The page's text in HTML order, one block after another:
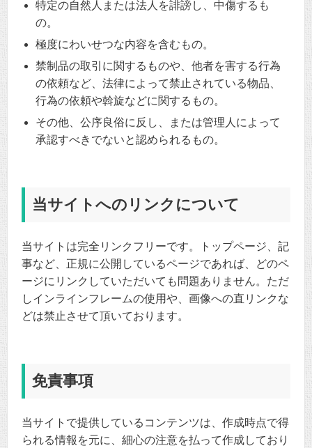
特定の自然人または法人を誹謗し、中傷するも
の。
極度にわいせつな内容を含むもの。
禁制品の取引に関するものや、他者を害する行為
の依頼など、法律によって禁止されている物品、
行為の依頼や斡旋などに関するもの。
その他、公序良俗に反し、または管理人によって
承認すべきでないと認められるもの。
当サイトへのリンクについて
当サイトは完全リンクフリーです。トップページ、記
事など、正規に公開しているページであれば、どのペ
ージにリンクしていただいても問題ありません。ただ
しインラインフレームの使用や、画像への直リンクな
どは禁止させて頂いております。
免責事項
当サイトで提供しているコンテンツは、作成時点で得
られる情報を元に、細心の注意を払って作成しており